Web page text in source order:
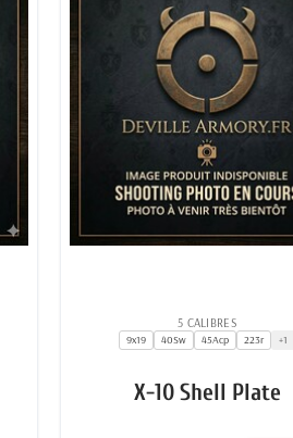
5 CALIBRES
9x19 40Sw 45Acp 223r +1
X-10 Shell Plate